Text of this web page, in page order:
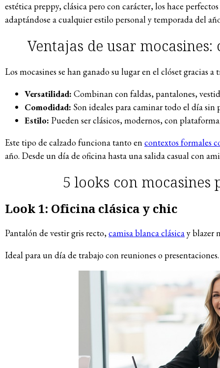
estética preppy, clásica pero con carácter, los hace
adaptándose a cualquier estilo personal y temporada del
Ventajas de usar
Los mocasines se han ganado su lugar en el clóset gracias a
Versatilidad: Combinan con faldas, pantalones,
Comodidad: Son ideales para caminar todo el día sin
Estilo: Pueden ser clásicos, modernos, con
Este tipo de calzado funciona tanto encontextos formales
año. Desde un día de oficina hasta una salida casual con
5 looks con
Look 1: Oficina clásica y chic
Pantalón de vestir gris recto,camisa blanca clásicay blazer
Ideal para un día de trabajo con reuniones o presentaciones.